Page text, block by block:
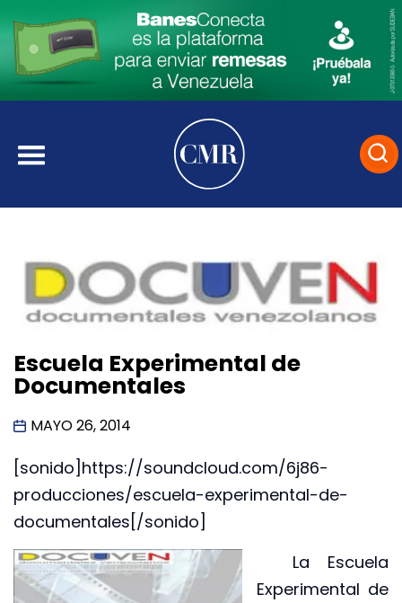
Escuela Experimental de
Documentales
MAYO 26, 2014
[sonido]https://soundcloud.com/6j86-
producciones/escuela-experimental-de-
documentales[/sonido]
La Escuela
Experimental de